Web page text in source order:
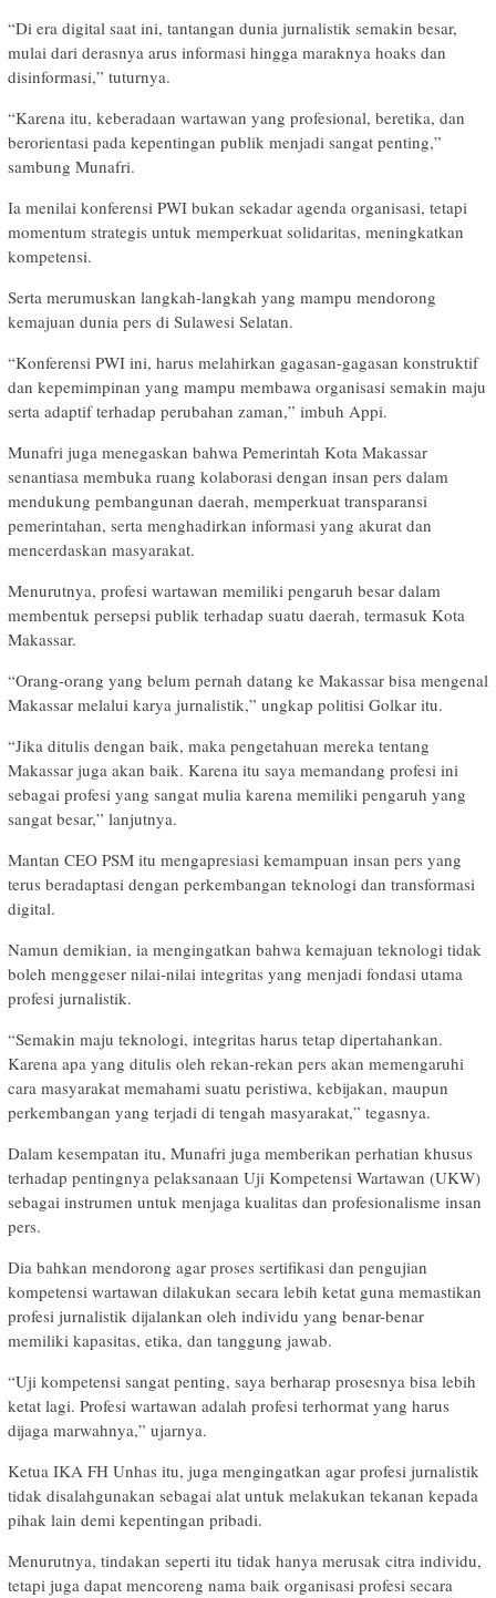
“Di era digital saat ini, tantangan dunia jurnalistik semakin besar,
mulai dari derasnya arus informasi hingga maraknya hoaks dan
disinformasi,” tuturnya.
“Karena itu, keberadaan wartawan yang profesional, beretika, dan
berorientasi pada kepentingan publik menjadi sangat penting,”
sambung Munafri.
Ia menilai konferensi PWI bukan sekadar agenda organisasi, tetapi
momentum strategis untuk memperkuat solidaritas, meningkatkan
kompetensi.
Serta merumuskan langkah-langkah yang mampu mendorong
kemajuan dunia pers di Sulawesi Selatan.
“Konferensi PWI ini, harus melahirkan gagasan-gagasan konstruktif
dan kepemimpinan yang mampu membawa organisasi semakin maju
serta adaptif terhadap perubahan zaman,” imbuh Appi.
Munafri juga menegaskan bahwa Pemerintah Kota Makassar
senantiasa membuka ruang kolaborasi dengan insan pers dalam
mendukung pembangunan daerah, memperkuat transparansi
pemerintahan, serta menghadirkan informasi yang akurat dan
mencerdaskan masyarakat.
Menurutnya, profesi wartawan memiliki pengaruh besar dalam
membentuk persepsi publik terhadap suatu daerah, termasuk Kota
Makassar.
“Orang-orang yang belum pernah datang ke Makassar bisa mengenal
Makassar melalui karya jurnalistik,” ungkap politisi Golkar itu.
“Jika ditulis dengan baik, maka pengetahuan mereka tentang
Makassar juga akan baik. Karena itu saya memandang profesi ini
sebagai profesi yang sangat mulia karena memiliki pengaruh yang
sangat besar,” lanjutnya.
Mantan CEO PSM itu mengapresiasi kemampuan insan pers yang
terus beradaptasi dengan perkembangan teknologi dan transformasi
digital.
Namun demikian, ia mengingatkan bahwa kemajuan teknologi tidak
boleh menggeser nilai-nilai integritas yang menjadi fondasi utama
profesi jurnalistik.
“Semakin maju teknologi, integritas harus tetap dipertahankan.
Karena apa yang ditulis oleh rekan-rekan pers akan memengaruhi
cara masyarakat memahami suatu peristiwa, kebijakan, maupun
perkembangan yang terjadi di tengah masyarakat,” tegasnya.
Dalam kesempatan itu, Munafri juga memberikan perhatian khusus
terhadap pentingnya pelaksanaan Uji Kompetensi Wartawan (UKW)
sebagai instrumen untuk menjaga kualitas dan profesionalisme insan
pers.
Dia bahkan mendorong agar proses sertifikasi dan pengujian
kompetensi wartawan dilakukan secara lebih ketat guna memastikan
profesi jurnalistik dijalankan oleh individu yang benar-benar
memiliki kapasitas, etika, dan tanggung jawab.
“Uji kompetensi sangat penting, saya berharap prosesnya bisa lebih
ketat lagi. Profesi wartawan adalah profesi terhormat yang harus
dijaga marwahnya,” ujarnya.
Ketua IKA FH Unhas itu, juga mengingatkan agar profesi jurnalistik
tidak disalahgunakan sebagai alat untuk melakukan tekanan kepada
pihak lain demi kepentingan pribadi.
Menurutnya, tindakan seperti itu tidak hanya merusak citra individu,
tetapi juga dapat mencoreng nama baik organisasi profesi secara